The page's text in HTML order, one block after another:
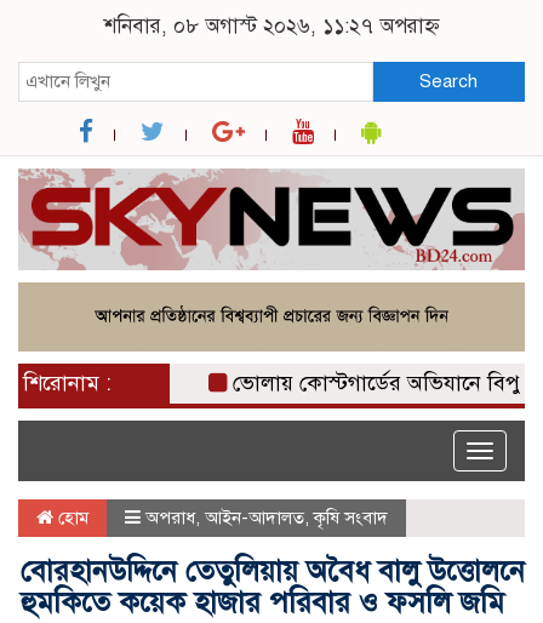
শনিবার, ০৮ অগাস্ট ২০২৬, ১১:২৭ অপরাহ্ন
Search
শিরোনাম : ভোলায় কোস্টগার্ডের অভিযানে বিপুল
Toggle
হোম অপরাধ, আইন-আদালত,কৃষি সংবাদ
বোরহানউদ্দিনে তেতুলিয়ায় অবৈধ বালু উত্তোলনে
হুমকিতে কয়েক হাজার পরিবার ও ফসলি জমি